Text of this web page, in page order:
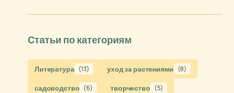
Статьи по категориям
Литература (13) уход за растениями (8)
садоводство (6) творчество (5)